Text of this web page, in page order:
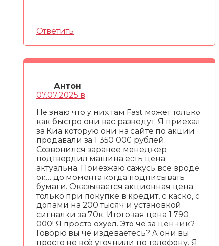
Ответить
Антон:
07.07.2025 в
Не знаю что у них там Fast может только
как быстро они вас разведут. Я приехал
за Киа которую они на сайте по акции
продавали за 1 350 000 рублей.
Созвонился заранее менеджер
подтвердил машина есть цена
актуальна. Приезжаю сажусь всё вроде
ок… до момента когда подписывать
бумаги. Оказывается акционная цена
только при покупке в кредит, с каско, с
допами на 200 тысяч и установкой
сигналки за 70к. Итоговая цена 1 790
000! Я просто охуел. Это чё за ценник?
Говорю вы чё издеваетесь? А они вы
просто не всё уточнили по телефону. Я